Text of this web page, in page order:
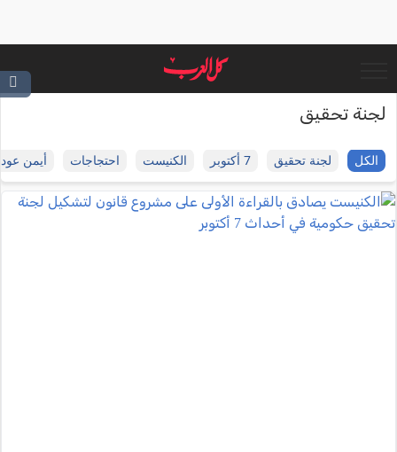
لجنة تحقيق
الكل لجنة تحقيق 7 أكتوبر الكنيست احتجاجات أيمن